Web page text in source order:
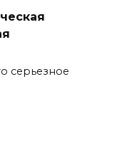
серьезное